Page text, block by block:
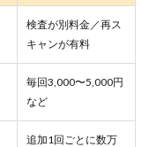
検査が別料金／再ス
キャンが有料
毎回3,000〜5,000円
など
追加1回ごとに数万